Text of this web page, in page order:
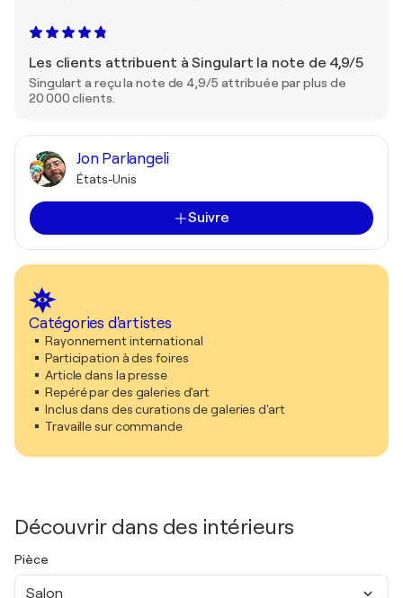
Les clients attribuent à Singulart la note de 4,9/5
Singulart a reçu la note de 4,9/5 attribuée par plus de
20 000 clients.
Jon Parlangeli
États-Unis
Suivre
Catégories d'artistes
Rayonnement international
Participation à des foires
Article dans la presse
Repéré par des galeries d'art
Inclus dans des curations de galeries d'art
Travaille sur commande
Découvrir dans des intérieurs
Pièce
Salon